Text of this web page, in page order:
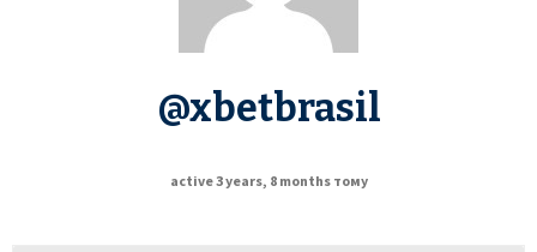
@xbetbrasil
active 3 years, 8 months тому